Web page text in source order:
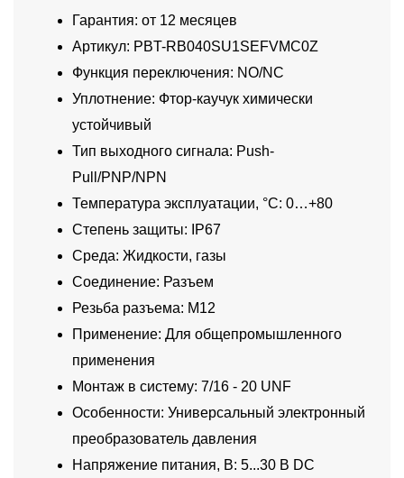
Гарантия: от 12 месяцев
Артикул: PBT-RB040SU1SEFVMC0Z
Функция переключения: NO/NC
Уплотнение: Фтор-каучук химически
устойчивый
Тип выходного сигнала: Push-
Pull/PNP/NPN
Температура эксплуатации, °C: 0…+80
Степень защиты: IP67
Среда: Жидкости, газы
Соединение: Разъем
Резьба разъема: M12
Применение: Для общепромышленного
применения
Монтаж в систему: 7/16 - 20 UNF
Особенности: Универсальный электронный
преобразователь давления
Напряжение питания, В: 5...30 В DC